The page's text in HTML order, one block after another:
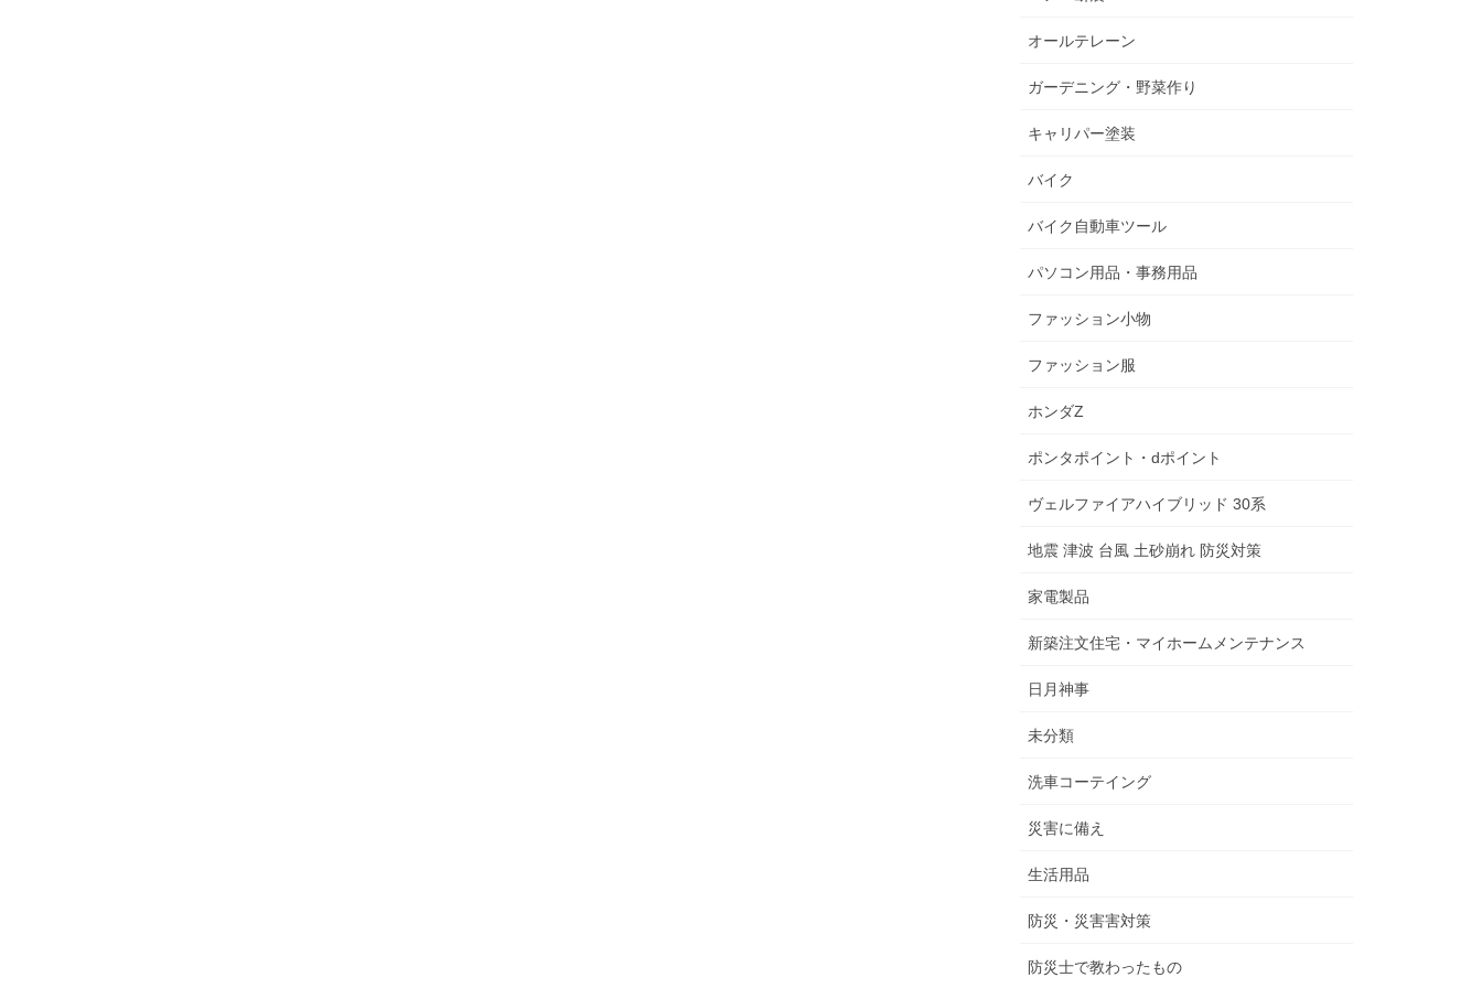
オールテレーン
ガーデニング・野菜作り
キャリパー塗装
バイク
バイク自動車ツール
パソコン用品・事務用品
ファッション小物
ファッション服
ホンダZ
ポンタポイント・dポイント
ヴェルファイアハイブリッド 30系
地震 津波 台風 土砂崩れ 防災対策
家電製品
新築注文住宅・マイホームメンテナンス
日月神事
未分類
洗車コーテイング
災害に備え
生活用品
防災・災害害対策
防災士で教わったもの